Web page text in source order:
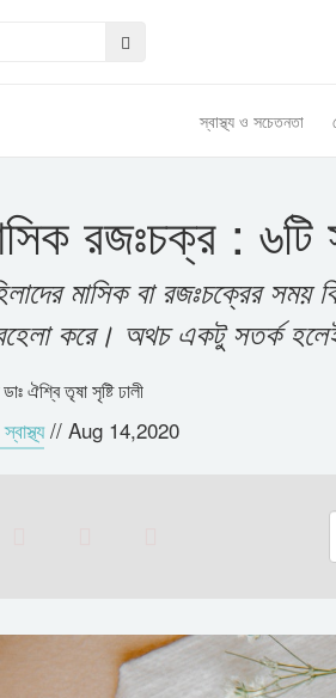
স্বাস্থ্য ও সচেতনতা
রজঃচক্র :
মাসিক বা রজঃচক্রের
করে। অথচ একটু সতর্ক
ডাঃ ঐশ্বি তৃষা সৃষ্টি ঢালী
// Aug 14,2020